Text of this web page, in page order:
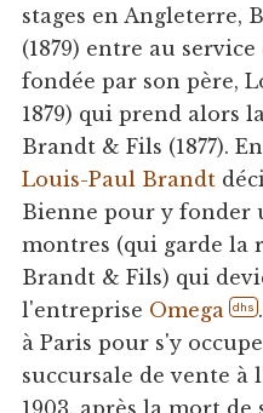
stages en Angleterre,
(1879) entre au
fondée par son père,
1879) qui prend alors
Brandt & Fils (1877).
Louis-Paul Brandt
Bienne pour y fonder
montres (qui garde la
Brandt & Fils) qui
l'entreprise Omega dhs
à Paris pour s'y
succursale de vente à
1903, après la mort de